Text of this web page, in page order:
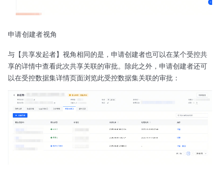
申请创建者视角
与【共享发起者】视角相同的是，申请创建者也可以在某个受控共
享的详情中查看此次共享关联的审批。除此之外，申请创建者还可
以在受控数据集详情页面浏览此受控数据集关联的审批：